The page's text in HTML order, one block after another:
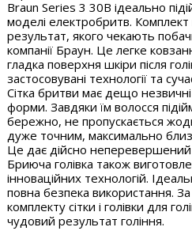
Braun Series 3 30B ідеально
моделі електробритв.
результат, якого чекають
компанії Браун. Це легке
гладка поверхня шкіри після
застосовувані технології та
Сітка бритви має дещо
форми. Завдяки їм волосся
бережно, не пропускається
дуже точним, максимально
Це дає дійсно неперевершений
Бриюча голівка також
інноваційних технологій.
повна безпека використання.
комплекту сітки і голівки для
чудовий результат гоління.